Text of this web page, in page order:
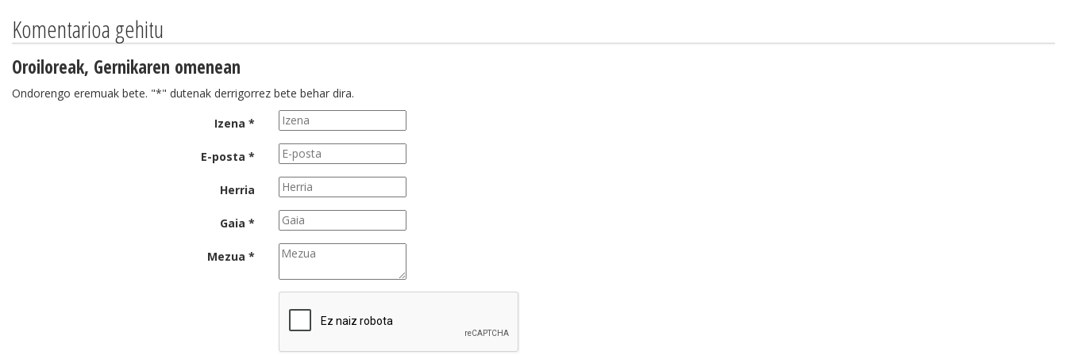
Komentarioa gehitu
Oroiloreak, Gernikaren omenean
Ondorengo eremuak bete. "*" dutenak derrigorrez bete behar dira.
Izena *
E-posta *
Herria
Gaia *
Mezua *